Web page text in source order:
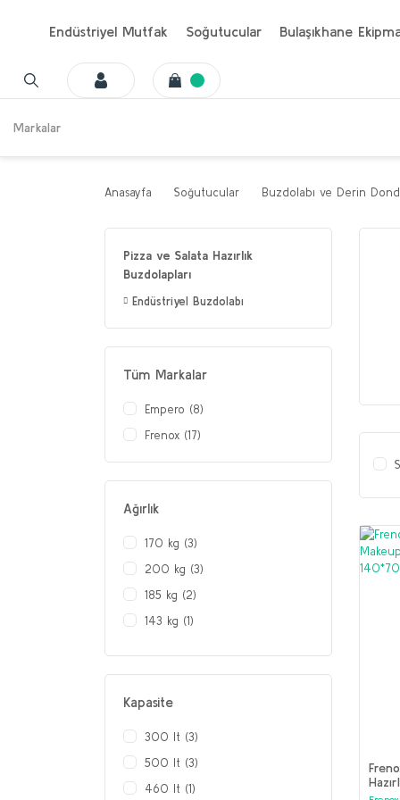
Endüstriyel Mutfak Soğutucular Bulaşıkhane
Markalar
Anasayfa Soğutucular Buzdolabı ve Derin
Pizza ve Salata Hazırlık
Buzdolapları
Endüstriyel Buzdolabı
Tüm Markalar
Empero (8)
Frenox (17)
Ağırlık
170 kg (3)
200 kg (3)
185 kg (2)
143 kg (1)
150 kg (1)
155 kg (1)
Kapasite
300 lt (3)
500 lt (3)
460 lt (1)
°C /